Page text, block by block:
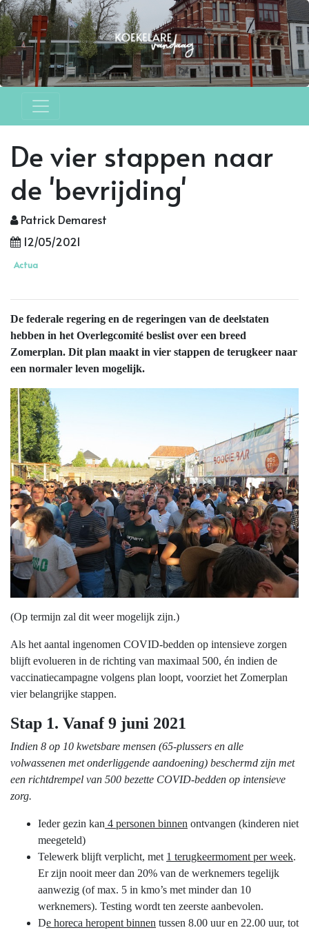
De vier stappen naar
de 'bevrijding'
Patrick Demarest
12/05/2021
Actua
De federale regering en de regeringen van de deelstaten
hebben in het Overlegcomité beslist over een breed
Zomerplan. Dit plan maakt in vier stappen de terugkeer naar
een normaler leven mogelijk.
(Op termijn zal dit weer mogelijk zijn.)
Als het aantal ingenomen COVID-bedden op intensieve zorgen
blijft evolueren in de richting van maximaal 500, én indien de
vaccinatiecampagne volgens plan loopt, voorziet het Zomerplan
vier belangrijke stappen.
Stap 1. Vanaf 9 juni 2021
Indien 8 op 10 kwetsbare mensen (65-plussers en alle
volwassenen met onderliggende aandoening) beschermd zijn met
een richtdrempel van 500 bezette COVID-bedden op intensieve
zorg.
Ieder gezin kan 4 personen binnen ontvangen (kinderen niet
meegeteld)
Telewerk blijft verplicht, met 1 terugkeermoment per week.
Er zijn nooit meer dan 20% van de werknemers tegelijk
aanwezig (of max. 5 in kmo’s met minder dan 10
werknemers). Testing wordt ten zeerste aanbevolen.
De horeca heropent binnen tussen 8.00 uur en 22.00 uur, tot